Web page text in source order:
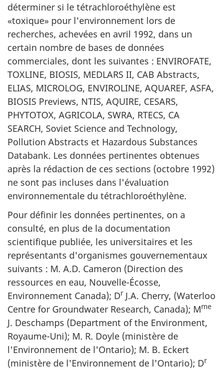
déterminer si le tétrachloroéthylène est
«toxique» pour l'environnement lors de
recherches, achevées en avril 1992, dans un
certain nombre de bases de données
commerciales, dont les suivantes : ENVIROFATE,
TOXLINE, BIOSIS, MEDLARS II, CAB Abstracts,
ELIAS, MICROLOG, ENVIROLINE, AQUAREF, ASFA,
BIOSIS Previews, NTIS, AQUIRE, CESARS,
PHYTOTOX, AGRICOLA, SWRA, RTECS, CA
SEARCH, Soviet Science and Technology,
Pollution Abstracts et Hazardous Substances
Databank. Les données pertinentes obtenues
après la rédaction de ces sections (octobre 1992)
ne sont pas incluses dans l'évaluation
environnementale du tétrachloroéthylène.
Pour définir les données pertinentes, on a
consulté, en plus de la documentation
scientifique publiée, les universitaires et les
représentants d'organismes gouvernementaux
suivants : M. A.D. Cameron (Direction des
ressources en eau, Nouvelle-Écosse,
Environnement Canada); Dr J.A. Cherry, (Waterloo
Centre for Groundwater Research, Canada); Mme
J. Deschamps (Department of the Environment,
Royaume-Uni); M. R. Doyle (ministère de
l'Environnement de l'Ontario); M. B. Eckert
(ministère de l'Environnement de l'Ontario); Dr